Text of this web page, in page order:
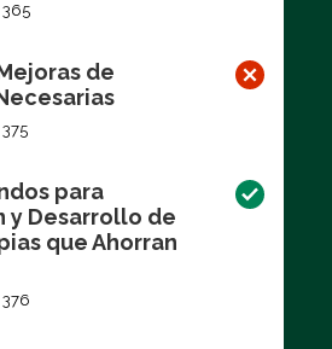
365
de
para
y Desarrollo de
que Ahorran